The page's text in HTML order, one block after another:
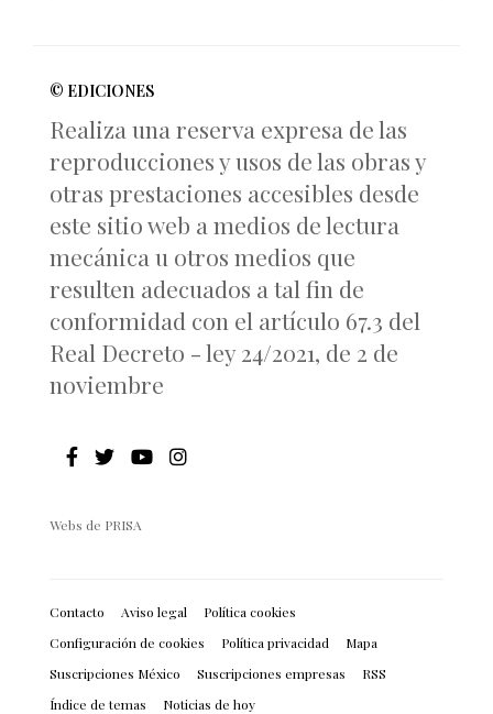
© EDICIONES
Realiza una reserva expresa de las
reproducciones y usos de las obras y
otras prestaciones accesibles desde
este sitio web a medios de lectura
mecánica u otros medios que
resulten adecuados a tal fin de
conformidad con el artículo 67.3 del
Real Decreto - ley 24/2021, de 2 de
noviembre
Webs de PRISA
Contacto Aviso legal
Política cookies
Configuración de cookies
Política privacidad
Mapa
Suscripciones México
Suscripciones empresas
RSS
Índice de temas
Noticias de hoy